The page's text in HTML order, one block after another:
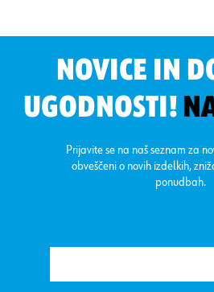
NOVICE IN
UGODNOSTI!
Prijavite se na naš seznam za
obveščeni o novih izdelkih,
ponudbah.